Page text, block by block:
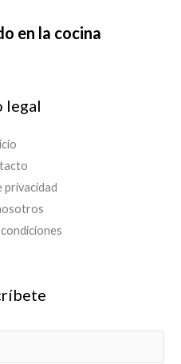
en la cocina
legal
privacidad